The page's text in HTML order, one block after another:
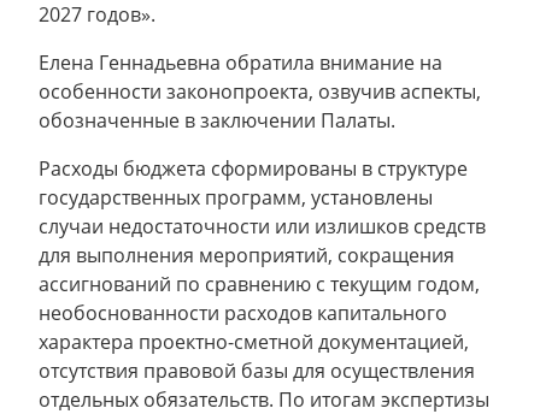
2027 годов».
Елена Геннадьевна обратила внимание на
особенности законопроекта, озвучив аспекты,
обозначенные в заключении Палаты.
Расходы бюджета сформированы в структуре
государственных программ, установлены
случаи недостаточности или излишков средств
для выполнения мероприятий, сокращения
ассигнований по сравнению с текущим годом,
необоснованности расходов капитального
характера проектно-сметной документацией,
отсутствия правовой базы для осуществления
отдельных обязательств. По итогам экспертизы